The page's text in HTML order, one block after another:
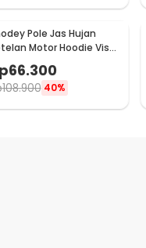
Pole Jas Hujan
Motor Hoodie Visor
Waterproof XXXXL
10
66.300
108.900 40%